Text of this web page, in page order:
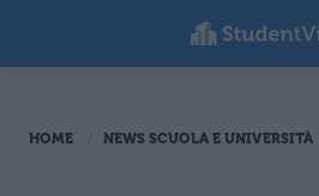
HOME NEWS SCUOLA E UNIVERSITÀ